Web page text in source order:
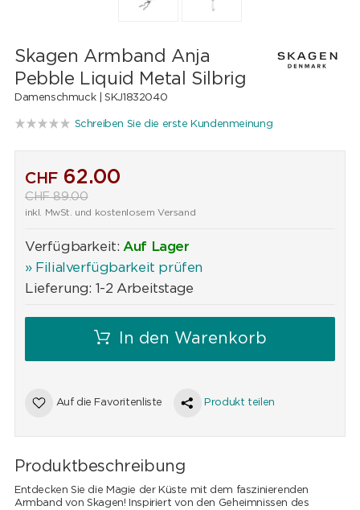
Skagen Armband Anja
Pebble Liquid Metal Silbrig
Damenschmuck |SKJ1832040
Schreiben Sie die erste Kundenmeinung
CHF62.00
CHF89.00
inkl. MwSt. und kostenlosem Versand
Verfügbarkeit: Auf Lager
» Filialverfügbarkeit prüfen
Lieferung: 1-2 Arbeitstage
In den Warenkorb
Auf die Favoritenliste Produkt teilen
Produktbeschreibung
Entdecken Sie die Magie der Küste mit dem faszinierenden
Armband von Skagen! Inspiriert von den Geheimnissen des